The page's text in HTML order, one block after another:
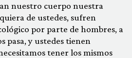
nuestro cuerpo nuestra
de ustedes, sufren
por parte de hombres, a
pasa, y ustedes tienen
tener los mismos